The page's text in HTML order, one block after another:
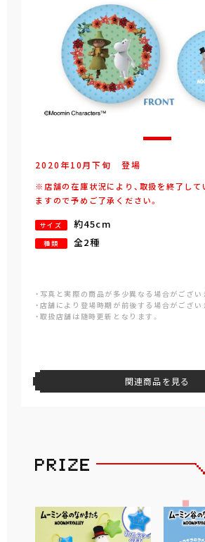
2020年10月下旬 登場
※店舗の在庫状況により、取扱を終了して
ますので予めご了承ください。
サイズ 約45cm
種類 全2種
・写真と実際の商品が多少異なる場合がござい
・店舗により登場時期が前後する場合がござい
・取扱店舗は随時更新となります。
関連商品を見る